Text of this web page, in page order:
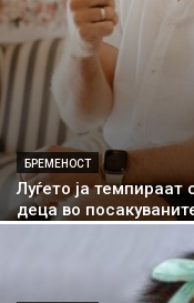
БРЕМЕНОСТ
Луѓето ја темпираат
деца во